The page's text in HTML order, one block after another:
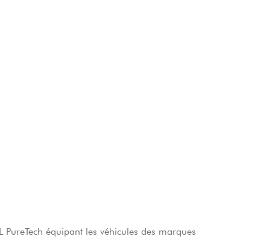
équipant les véhicules des marques